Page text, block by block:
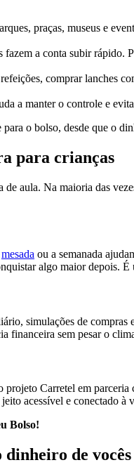
praças, museus e
a conta subir rápido.
comprar lanches
a manter o controle e
o bolso, desde que o
para crianças
aula. Na maioria das
mesada ou a semanada
algo maior depois.
simulações de
financeira sem pesar o
projeto Carretel em
acessível e conectado à
Bolso!
dinheiro de